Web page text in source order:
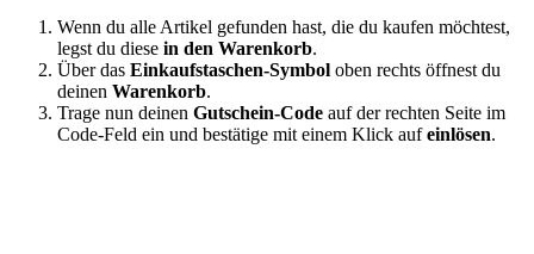
Wenn du alle Artikel gefunden hast, die du kaufen möchtest,
legst du diese in den Warenkorb.
Über das Einkaufstaschen-Symbol oben rechts öffnest du
deinen Warenkorb.
Trage nun deinen Gutschein-Code auf der rechten Seite im
Code-Feld ein und bestätige mit einem Klick aufeinlösen.